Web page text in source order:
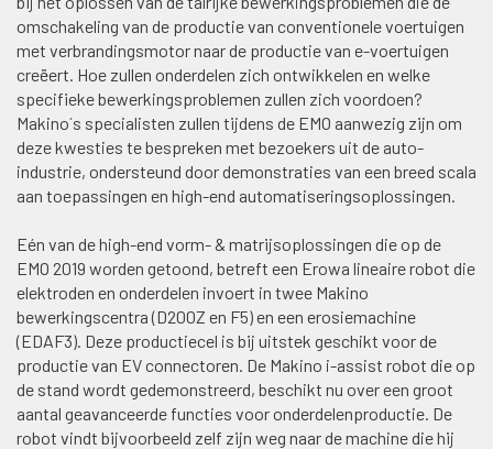
omschakeling van de productie van conventionele voertuigen
met verbrandingsmotor naar de productie van e-voertuigen
creëert. Hoe zullen onderdelen zich ontwikkelen en welke
specifieke bewerkingsproblemen zullen zich voordoen?
Makino´s specialisten zullen tijdens de EMO aanwezig zijn om
deze kwesties te bespreken met bezoekers uit de auto-
industrie, ondersteund door demonstraties van een breed scala
aan toepassingen en high-end automatiseringsoplossingen.
Eén van de high-end vorm- & matrijsoplossingen die op de
EMO 2019 worden getoond, betreft een Erowa lineaire robot die
elektroden en onderdelen invoert in twee Makino
bewerkingscentra (D200Z en F5) en een erosiemachine
(EDAF3). Deze productiecel is bij uitstek geschikt voor de
productie van EV connectoren. De Makino i-assist robot die op
de stand wordt gedemonstreerd, beschikt nu over een groot
aantal geavanceerde functies voor onderdelenproductie. De
robot vindt bijvoorbeeld zelf zijn weg naar de machine die hij